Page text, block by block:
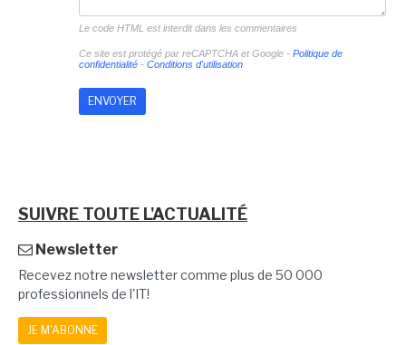
Le code HTML est interdit dans les commentaires
Ce site est protégé par reCAPTCHA et Google - Politique de
confidentialité- Conditions d'utilisation
SUIVRE TOUTE L'ACTUALITÉ
Newsletter
Recevez notre newsletter comme plus de 50 000
professionnels de l'IT!
JE M'ABONNE